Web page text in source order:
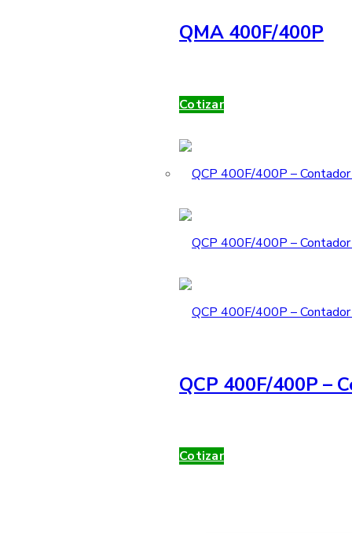
QMA 400F/400P
Cotizar
QCP 400F/400P –
Cotizar